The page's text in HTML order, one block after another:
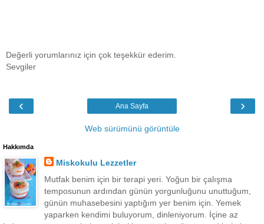
Değerli yorumlarınız için çok teşekkür ederim.
Sevgiler
‹ ›
Ana Sayfa
Web sürümünü görüntüle
Hakkımda
Miskokulu Lezzetler
Mutfak benim için bir terapi yeri. Yoğun bir çalışma
temposunun ardından günün yorgunluğunu unuttuğum,
günün muhasebesini yaptığım yer benim için. Yemek
yaparken kendimi buluyorum, dinleniyorum. İçine az